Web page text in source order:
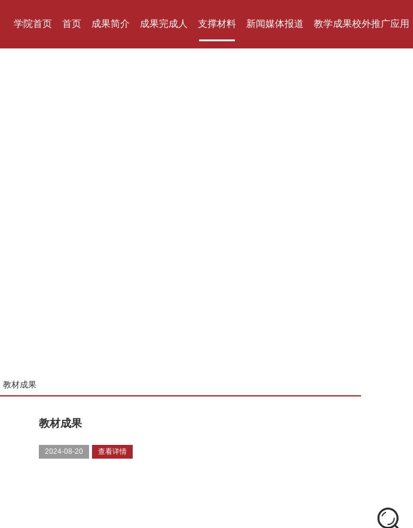
学院首页 首页 成果简介 成果完成人 支撑材料 新闻媒体报道 教学成果校外推广应用
教材成果
教材成果
2024-08-20 查看详情